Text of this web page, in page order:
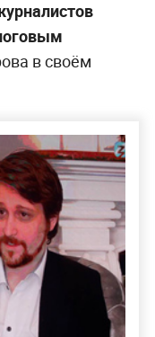
в своём